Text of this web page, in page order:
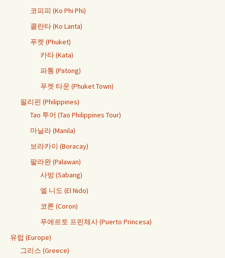
코피피 (Ko Phi Phi)
콜란타 (Ko Lanta)
푸켓 (Phuket)
카타 (Kata)
파통 (Patong)
푸켓 타운 (Phuket Town)
필리핀 (Philippines)
Tao 투어 (Tao Philippines Tour)
마닐라 (Manila)
보라카이 (Boracay)
팔라완 (Palawan)
사방 (Sabang)
엘 니도 (El Nido)
코론 (Coron)
푸에르토 프린체사 (Puerto Princesa)
유럽 (Europe)
그리스 (Greece)